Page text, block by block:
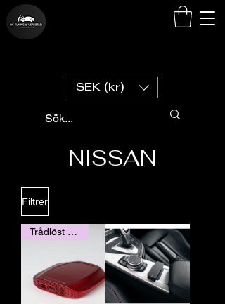
SEK (kr)
NISSAN
Filtrer